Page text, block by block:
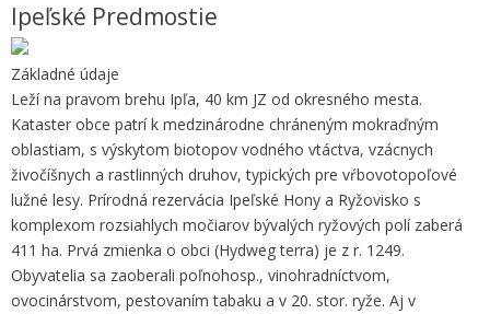
Ipeľské Predmostie
Základné údaje
Leží na pravom brehu Ipľa, 40 km JZ od okresného mesta.
Kataster obce patrí k medzinárodne chráneným mokraďným
oblastiam, s výskytom biotopov vodného vtáctva, vzácnych
živočíšnych a rastlinných druhov, typických pre vŕbovotopoľové
lužné lesy. Prírodná rezervácia Ipeľské Hony a Ryžovisko s
komplexom rozsiahlych močiarov bývalých ryžových polí zaberá
411 ha. Prvá zmienka o obci (Hydweg terra) je z r. 1249.
Obyvatelia sa zaoberali poľnohosp., vinohradníctvom,
ovocinárstvom, pestovaním tabaku a v 20. stor. ryže. Aj v